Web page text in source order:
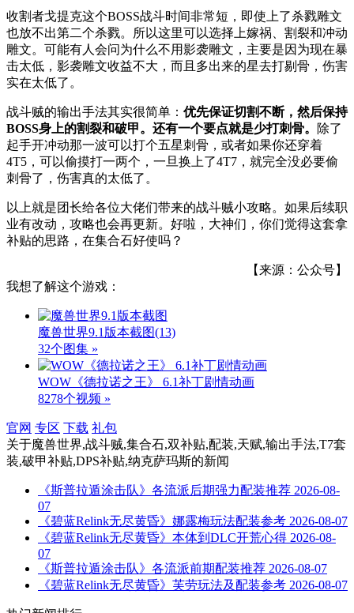
收割者戈提克这个BOSS战斗时间非常短，即使上了杀戮雕文
也放不出第二个杀戮。所以这里可以选择上嫁祸、割裂和冲动
雕文。可能有人会问为什么不用影袭雕文，主要是因为现在暴
击太低，影袭雕文收益不大，而且多出来的星去打剔骨，伤害
实在太低了。
战斗贼的输出手法其实很简单： 优先保证切割不断，然后保持
BOSS身上的割裂和破甲。还有一个要点就是少打刺骨。
除了
起手开冲动那一波可以打个五星刺骨，或者如果你还穿着
4T5，可以偷摸打一两个，一旦换上了4T7，就完全没必要偷
刺骨了，伤害真的太低了。
以上就是团长给各位大佬们带来的战斗贼小攻略。如果后续职
业有改动，攻略也会再更新。好啦，大神们，你们觉得这套拿
补贴的思路，在集合石好使吗？
【来源：公众号】
我想了解这个游戏：
魔兽世界9.1版本截图(13)
32个图集 »
WOW《德拉诺之王》 6.1补丁剧情动画
8278个视频 »
官网 专区 下载 礼包
关于魔兽世界,战斗贼,集合石,双补贴,配装,天赋,输出手法,T7套
装,破甲补贴,DPS补贴,纳克萨玛斯的新闻
《斯普拉遁涂击队》各流派后期强力配装推荐 2026-08-
07
《碧蓝Relink无尽黄昏》娜露梅玩法配装参考 2026-08-07
《碧蓝Relink无尽黄昏》本体到DLC开荒心得 2026-08-
07
《斯普拉遁涂击队》各流派前期配装推荐 2026-08-07
《碧蓝Relink无尽黄昏》芙劳玩法及配装参考 2026-08-07